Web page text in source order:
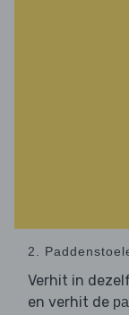
2.
Verhit in
en verhit de